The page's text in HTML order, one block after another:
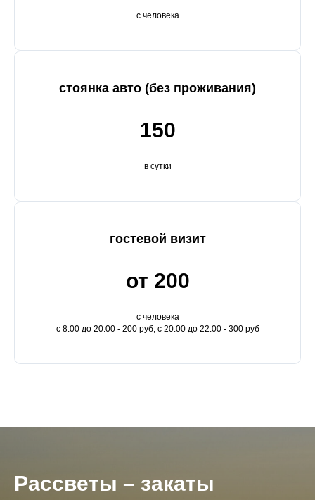
с человека
стоянка авто (без проживания)
150
в сутки
гостевой визит
от 200
с человека
с 8.00 до 20.00 - 200 руб, с 20.00 до 22.00 - 300 руб
Рассветы – закаты